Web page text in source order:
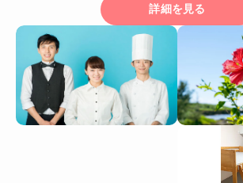
詳細を見る